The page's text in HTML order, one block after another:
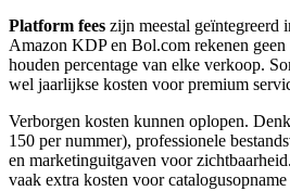
Platform fees zijn meestal geïntegreerd
Amazon KDP en Bol.com rekenen geen
houden percentage van elke verkoop.
wel jaarlijkse kosten voor premium
Verborgen kosten kunnen oplopen.
150 per nummer), professionele
en marketinguitgaven voor
vaak extra kosten voor